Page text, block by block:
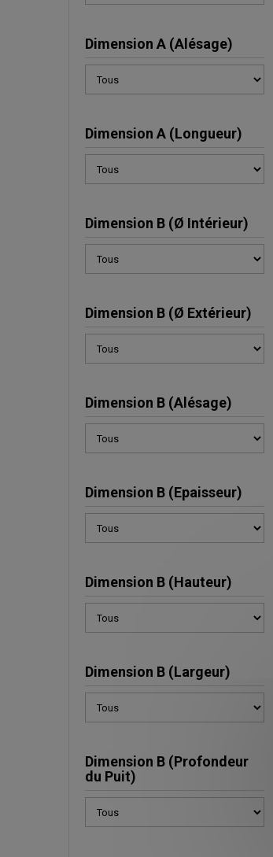
Dimension A (Alésage)
Dimension A (Longueur)
Dimension B (Ø Intérieur)
Dimension B (Ø Extérieur)
Dimension B (Alésage)
Dimension B (Epaisseur)
Dimension B (Hauteur)
Dimension B (Largeur)
Dimension B (Profondeur
du Puit)